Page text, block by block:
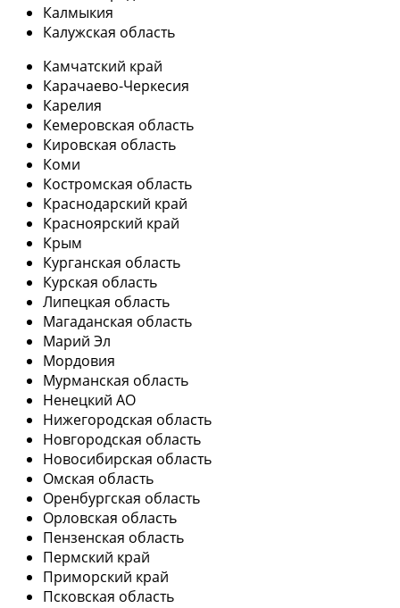
Калмыкия
Калужская область
Камчатский край
Карачаево-Черкесия
Карелия
Кемеровская область
Кировская область
Коми
Костромская область
Краснодарский край
Красноярский край
Крым
Курганская область
Курская область
Липецкая область
Магаданская область
Марий Эл
Мордовия
Мурманская область
Ненецкий АО
Нижегородская область
Новгородская область
Новосибирская область
Омская область
Оренбургская область
Орловская область
Пензенская область
Пермский край
Приморский край
Псковская область